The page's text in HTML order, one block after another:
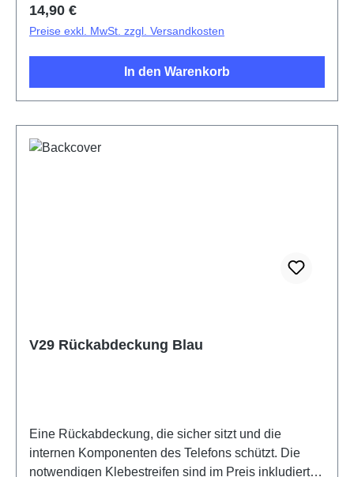
Regulärer Preis:
14,90 €
Preise exkl. MwSt. zzgl. Versandkosten
In den Warenkorb
V29 Rückabdeckung Blau
Eine Rückabdeckung, die sicher sitzt und die
internen Komponenten des Telefons schützt. Die
notwendigen Klebestreifen sind im Preis inkludiert